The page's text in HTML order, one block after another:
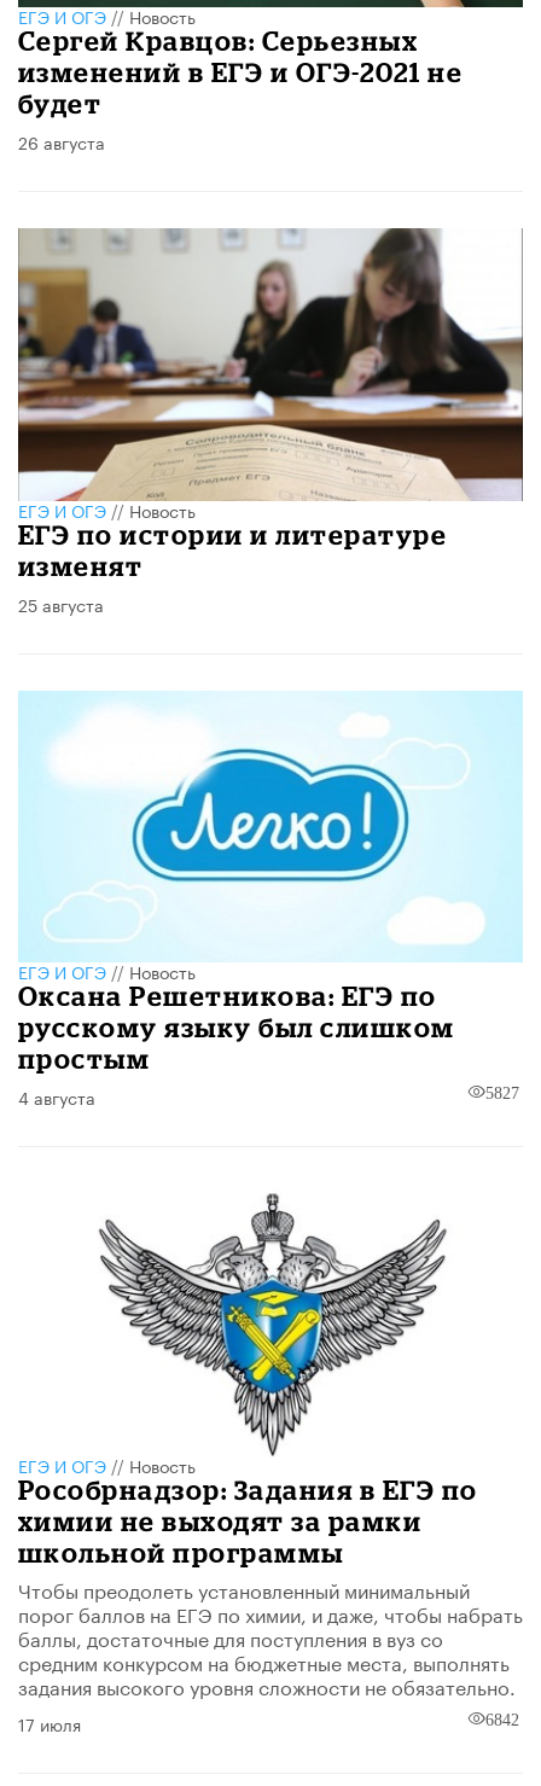
ЕГЭ И ОГЭ//Новость
Сергей Кравцов: Серьезных
изменений в ЕГЭ и ОГЭ-2021 не
будет
26 августа
ЕГЭ И ОГЭ//Новость
ЕГЭ по истории и литературе
изменят
25 августа
ЕГЭ И ОГЭ//Новость
Оксана Решетникова: ЕГЭ по
русскому языку был слишком
простым
4 августа 5827
ЕГЭ И ОГЭ // Новость
Рособрнадзор: З​адания в ЕГЭ по
химии не выходят за рамки
школьной программы
Чтобы преодолеть установленный минимальный
порог баллов на ЕГЭ по химии, и даже, чтобы набрать
баллы, достаточные для поступления в вуз со
средним конкурсом на бюджетные места, выполнять
задания высокого уровня сложности не обязательно.
17 июля 6842